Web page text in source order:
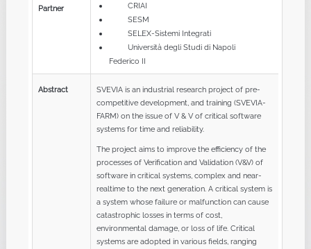
Partner
CRIAI
SESM
SELEX-Sistemi Integrati
Università degli Studi di Napoli
Federico II
Abstract
SVEVIA is an industrial research project of pre-
competitive development, and training (SVEVIA-
FARM) on the issue of V & V of critical software
systems for time and reliability.
The project aims to improve the efficiency of the
processes of Verification and Validation (V&V) of
software in critical systems, complex and near-
realtime to the next generation. A critical system is
a system whose failure or malfunction can cause
catastrophic losses in terms of cost,
environmental damage, or loss of life. Critical
systems are adopted in various fields, ranging